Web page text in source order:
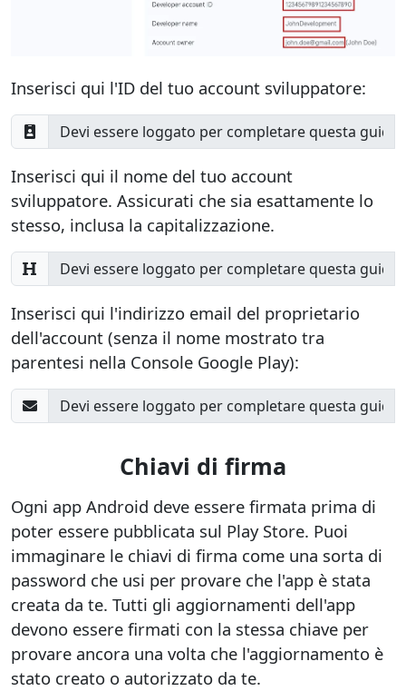
Inserisci qui l'ID del tuo account sviluppatore:
Inserisci qui il nome del tuo account
sviluppatore. Assicurati che sia esattamente lo
stesso, inclusa la capitalizzazione.
Inserisci qui l'indirizzo email del proprietario
dell'account (senza il nome mostrato tra
parentesi nella Console Google Play):
Chiavi di firma
Ogni app Android deve essere firmata prima di
poter essere pubblicata sul Play Store. Puoi
immaginare le chiavi di firma come una sorta di
password che usi per provare che l'app è stata
creata da te. Tutti gli aggiornamenti dell'app
devono essere firmati con la stessa chiave per
provare ancora una volta che l'aggiornamento è
stato creato o autorizzato da te.